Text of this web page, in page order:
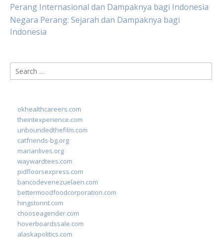
Perang Internasional dan Dampaknya bagi Indonesia
Negara Perang: Sejarah dan Dampaknya bagi
Indonesia
Search
for:
okhealthcareers.com
theintexperience.com
unboundedthefilm.com
catfriends-bg.org
marianlives.org
waywardtees.com
pidfloorsexpress.com
bancodevenezuelaen.com
bettermoodfoodcorporation.com
hingstonnt.com
chooseagender.com
hoverboardssale.com
alaskapolitics.com